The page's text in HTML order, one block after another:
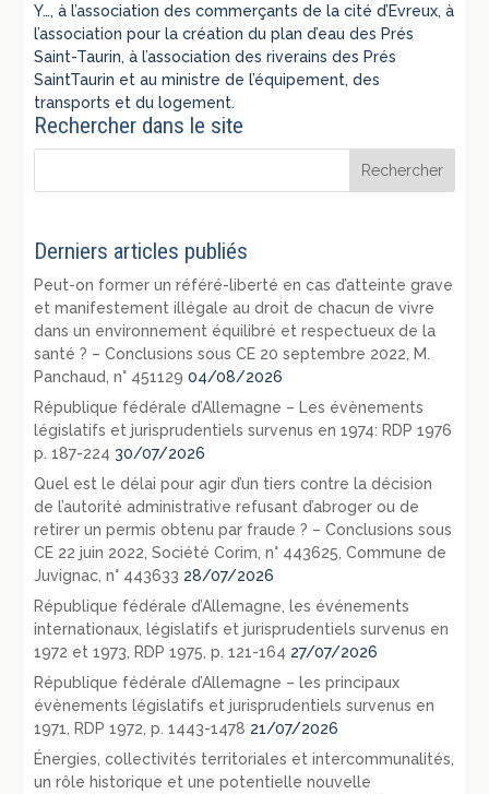
Y…, à l’association des commerçants de la cité d’Evreux, à
l’association pour la création du plan d’eau des Prés
Saint-Taurin, à l’association des riverains des Prés
SaintTaurin et au ministre de l’équipement, des
transports et du logement.
Rechercher dans le site
Derniers articles publiés
Peut-on former un référé-liberté en cas d’atteinte grave
et manifestement illégale au droit de chacun de vivre
dans un environnement équilibré et respectueux de la
santé ? – Conclusions sous CE 20 septembre 2022, M.
Panchaud, n° 451129 04/08/2026
République fédérale d’Allemagne – Les évènements
législatifs et jurisprudentiels survenus en 1974: RDP 1976
p. 187-224 30/07/2026
Quel est le délai pour agir d’un tiers contre la décision
de l’autorité administrative refusant d’abroger ou de
retirer un permis obtenu par fraude ? – Conclusions sous
CE 22 juin 2022, Société Corim, n° 443625, Commune de
Juvignac, n° 443633 28/07/2026
République fédérale d’Allemagne, les événements
internationaux, législatifs et jurisprudentiels survenus en
1972 et 1973, RDP 1975, p. 121-164 27/07/2026
République fédérale d’Allemagne – les principaux
évènements législatifs et jurisprudentiels survenus en
1971, RDP 1972, p. 1443-1478 21/07/2026
Énergies, collectivités territoriales et intercommunalités,
un rôle historique et une potentielle nouvelle